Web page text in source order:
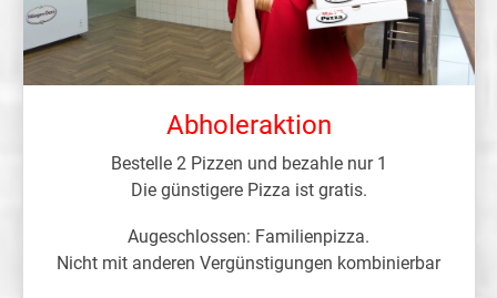
Abholeraktion
Bestelle 2 Pizzen und bezahle nur 1
Die günstigere Pizza ist gratis.
Augeschlossen: Familienpizza.
Nicht mit anderen Vergünstigungen kombinierbar